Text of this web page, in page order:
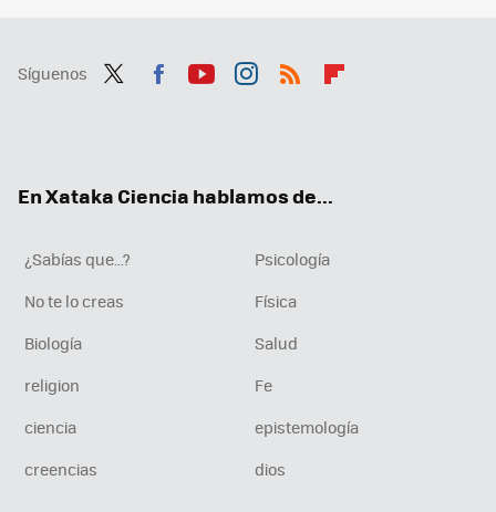
Síguenos
En Xataka Ciencia hablamos de...
¿Sabías que...?
Psicología
No te lo creas
Física
Biología
Salud
religion
Fe
ciencia
epistemología
creencias
dios